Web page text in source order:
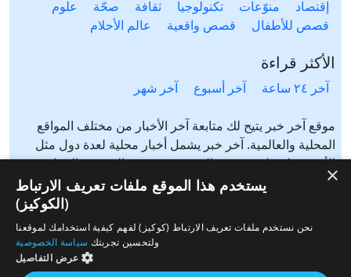
إقتصاد
منوّعات تكنولوجيا ثقافة صحّة
علوم
قصص للأطفال
قصص واقعية عالم الأحلام
الأكثر قراءة
آخر ٢٤ ساعة آخر أسبوع آخر شهر
موقع آخر خبر يتيح لك متابعة آخر الأخبار من مختلف المواقع
المحلية والعالمية. آخر خبر يشمل أخبار محلية لعدة دول مثل
الأردن، فلسطين، مصر، السعودية، تونس، المغرب، الجزائر،
عرب ٤٨، لبنان، العراق، اليمن وغيرها آخر خبر يتيح متابعة أخبار
من شتى المواضيع مثل: أخبار محلية، أخبار عالمية، رياضة،
إقتصاد، ثقافة، منوعات وغيرها تابع الأخبار المحلية والعالمية من
مختلف المواقع الإخبارية: الجزيرة، العربية، بي بي سي، سي ان
×
يستخدم هذا الموقع ملفات تعريف الارتباط
(الكوكيز)
نحن نستخدم ملفات تعريف الارتباط (كوكيز) لفهم كيفية استخدامك لموقعنا
ولتحسين تجربتك سياسة الخصوصية
عرض التفاصيل